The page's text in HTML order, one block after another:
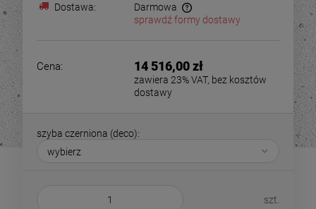
Dostawa:
Darmowa
sprawdź formy dostawy
Cena: 14 516,00 zł
zawiera 23% VAT, bez kosztów
dostawy
szyba czerniona (deco):
szt.